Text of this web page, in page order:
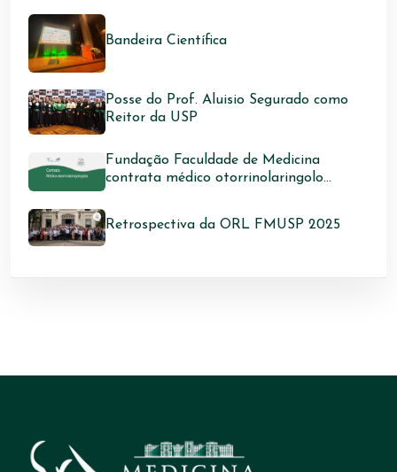
Bandeira Científica
Posse do Prof. Aluisio Segurado como
Reitor da USP
Fundação Faculdade de Medicina
contrata médico otorrinolaringolo...
Retrospectiva da ORL FMUSP 2025